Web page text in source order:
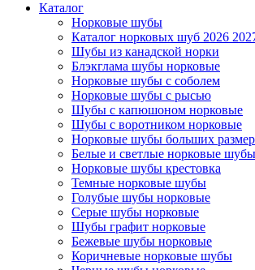
Каталог
Норковые шубы
Каталог норковых шуб 2026
Шубы из канадской норки
Блэкглама шубы норковые
Норковые шубы с соболем
Норковые шубы с рысью
Шубы с капюшоном норковые
Шубы с воротником норковые
Норковые шубы больших
Белые и светлые норковые шубы
Норковые шубы крестовка
Темные норковые шубы
Голубые шубы норковые
Серые шубы норковые
Шубы графит норковые
Бежевые шубы норковые
Коричневые норковые шубы